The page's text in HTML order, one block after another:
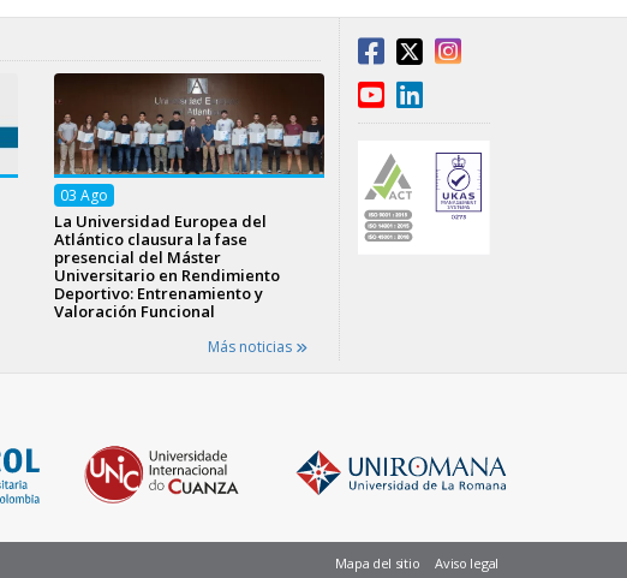
03 Ago
La Universidad Europea del
Atlántico clausura la fase
presencial del Máster
Universitario en Rendimiento
Deportivo: Entrenamiento y
Valoración Funcional
Más noticias
Mapa del sitio Aviso legal